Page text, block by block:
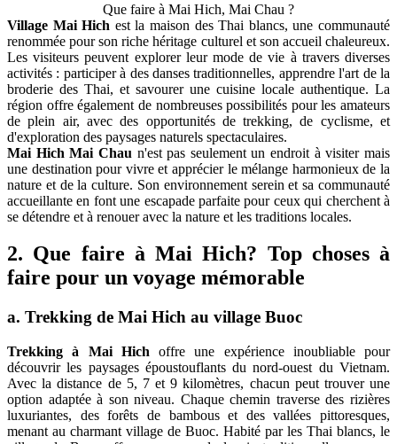
Que faire à Mai Hich, Mai Chau ?
Village Mai Hich est la maison des Thai blancs, une communauté
renommée pour son riche héritage culturel et son accueil chaleureux.
Les visiteurs peuvent explorer leur mode de vie à travers diverses
activités : participer à des danses traditionnelles, apprendre l'art de la
broderie des Thai, et savourer une cuisine locale authentique. La
région offre également de nombreuses possibilités pour les amateurs
de plein air, avec des opportunités de trekking, de cyclisme, et
d'exploration des paysages naturels spectaculaires.
Mai Hich Mai Chau n'est pas seulement un endroit à visiter mais
une destination pour vivre et apprécier le mélange harmonieux de la
nature et de la culture. Son environnement serein et sa communauté
accueillante en font une escapade parfaite pour ceux qui cherchent à
se détendre et à renouer avec la nature et les traditions locales.
2. Que faire à Mai Hich? Top choses à
faire pour un voyage mémorable
a. Trekking de Mai Hich au village Buoc
Trekking à Mai Hich offre une expérience inoubliable pour
découvrir les paysages époustouflants du nord-ouest du Vietnam.
Avec la distance de 5, 7 et 9 kilomètres, chacun peut trouver une
option adaptée à son niveau. Chaque chemin traverse des rizières
luxuriantes, des forêts de bambous et des vallées pittoresques,
menant au charmant village de Buoc. Habité par les Thai blancs, le